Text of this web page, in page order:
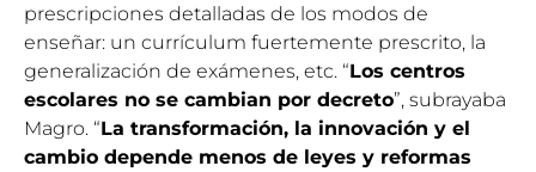
prescripciones detalladas de los modos de
enseñar: un currículum fuertemente prescrito, la
generalización de exámenes, etc. “Los centros
escolares no se cambian por decreto”, subrayaba
Magro. “La transformación, la innovación y el
cambio depende menos de leyes y reformas